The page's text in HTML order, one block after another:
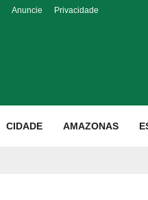
Anuncie Privacidade
CIDADE AMAZONAS